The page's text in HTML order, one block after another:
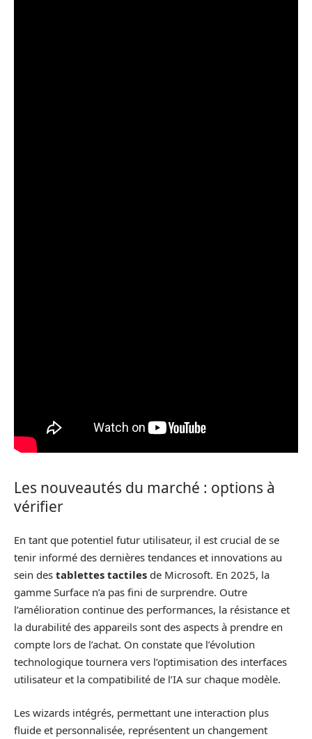
Les nouveautés du marché : options à
vérifier
En tant que potentiel futur utilisateur, il est crucial de se
tenir informé des dernières tendances et innovations au
sein des tablettes tactiles de Microsoft. En 2025, la
gamme Surface n’a pas fini de surprendre. Outre
l’amélioration continue des performances, la résistance et
la durabilité des appareils sont des aspects à prendre en
compte lors de l’achat. On constate que l’évolution
technologique tournera vers l’optimisation des interfaces
utilisateur et la compatibilité de l’IA sur chaque modèle.
Les wizards intégrés, permettant une interaction plus
fluide et personnalisée, représentent un changement